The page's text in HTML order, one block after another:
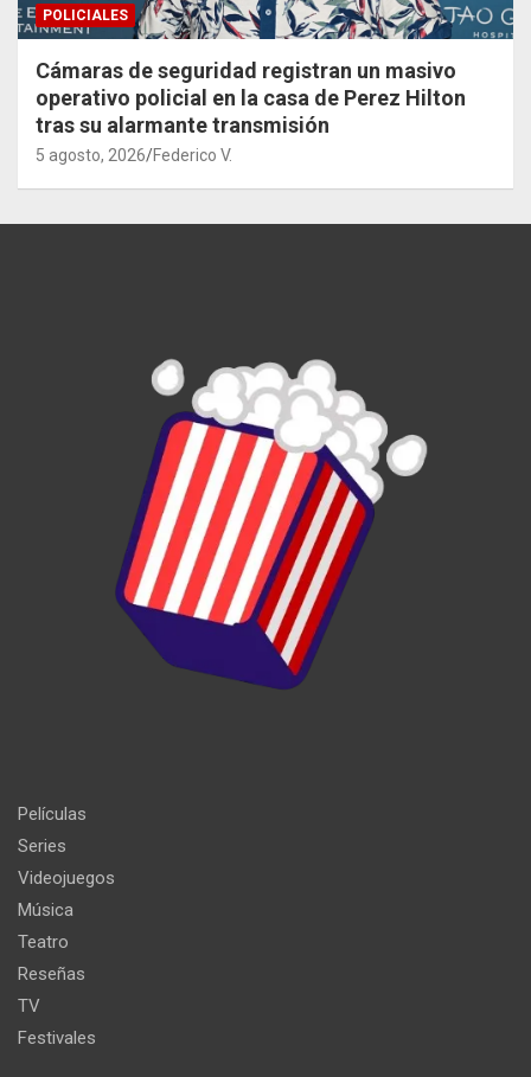
POLICIALES
Cámaras de seguridad registran un masivo
operativo policial en la casa de Perez Hilton
tras su alarmante transmisión
5 agosto, 2026 Federico V.
Películas
Series
Videojuegos
Música
Teatro
Reseñas
TV
Festivales